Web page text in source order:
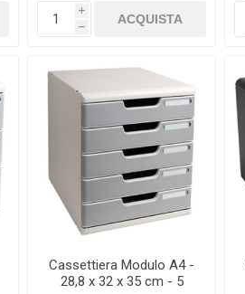
i
h
Cassettiera Modulo A4 -
28,8 x 32 x 35 cm - 5